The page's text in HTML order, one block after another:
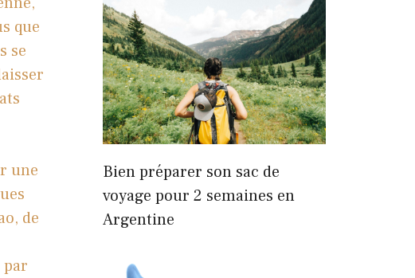
que
se
une
de
Bien préparer son sac de
voyage pour 2 semaines en
Argentine